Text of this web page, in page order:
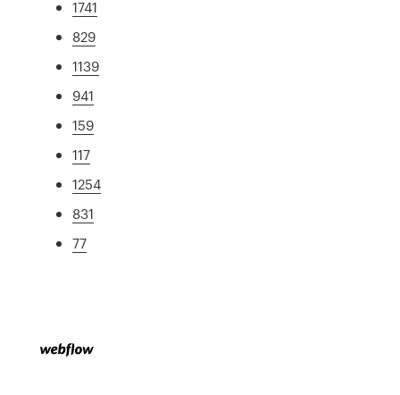
1741
829
1139
941
159
117
1254
831
77